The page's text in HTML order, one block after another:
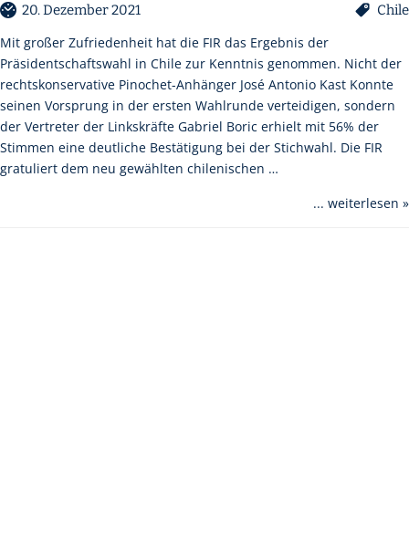
20. Dezember 2021 Chile
Mit großer Zufriedenheit hat die FIR das Ergebnis der
Präsidentschaftswahl in Chile zur Kenntnis genommen. Nicht der
rechtskonservative Pinochet-Anhänger José Antonio Kast Konnte
seinen Vorsprung in der ersten Wahlrunde verteidigen, sondern
der Vertreter der Linkskräfte Gabriel Boric erhielt mit 56% der
Stimmen eine deutliche Bestätigung bei der Stichwahl. Die FIR
gratuliert dem neu gewählten chilenischen …
... weiterlesen »